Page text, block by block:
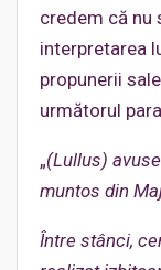
credem că nu
interpretarea
propunerii
următorul
„(Lullus)
muntos din
Între stânci,